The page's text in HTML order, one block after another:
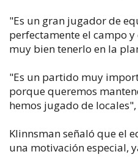
"Es un gran jugador de
perfectamente el campo
muy bien tenerlo en la
"Es un partido muy
porque queremos
hemos jugado de
Klinnsman señaló que el
una motivación especial,